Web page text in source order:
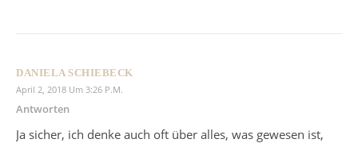
DANIELA SCHIEBECK
April 2, 2018 Um 3:26 P.m.
Antworten
Ja sicher, ich denke auch oft über alles, was gewesen ist,